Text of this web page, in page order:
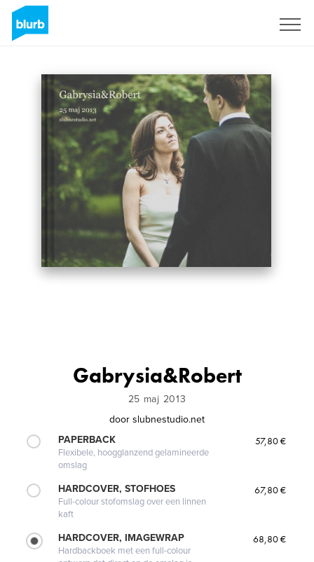
Gabrysia&Robert
25 maj 2013
door slubnestudio.net
PAPERBACK
Flexibele, hoogglanzend gelamineerde
omslag
57,80 €
HARDCOVER, STOFHOES
Full-colour stofomslag over een linnen
kaft
67,80 €
HARDCOVER, IMAGEWRAP
Hardbackboek met een full-colour
68,80 €